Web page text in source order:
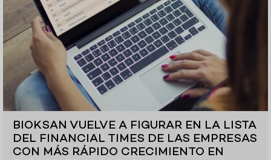
BIOKSAN VUELVE A FIGURAR EN LA LISTA
DEL FINANCIAL TIMES DE LAS EMPRESAS
CON MÁS RÁPIDO CRECIMIENTO EN